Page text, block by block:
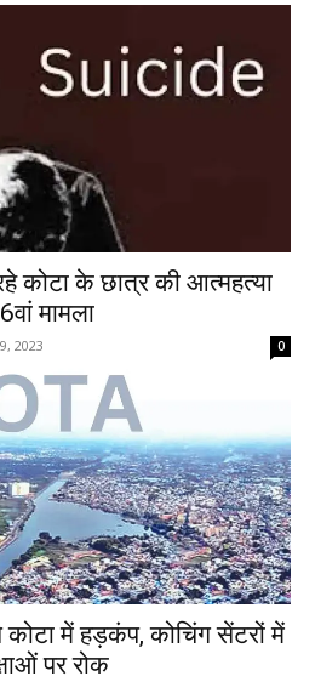
कोटा के छात्र की आत्महत्या
मामला
2023 0
में हड़कंप, कोचिंग सेंटरों में
पर रोक